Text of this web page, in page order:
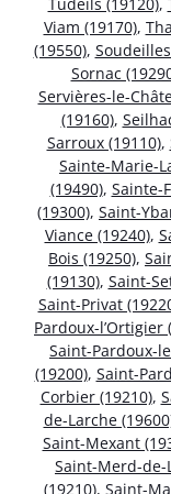
Viam (19170),
(19550),
Sornac
Servières-le-
(19160),
Sarroux (19110),
Sainte-Marie-
(19490), Sainte-
(19300), Saint-
Viance (19240),
Bois (19250),
(19130), Saint-
Saint-Privat
Pardoux-l’Ortigier
Saint-Pardoux-
(19200), Saint-
Corbier (19210),
de-Larche
Saint-Mexant
Saint-Merd-de-
(19210), Saint-